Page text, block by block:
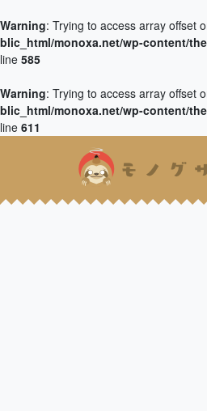
Warning: Trying to access array offset
blic_html/monoxa.net/wp-content/
line 585
Warning: Trying to access array offset
blic_html/monoxa.net/wp-content/
line 611